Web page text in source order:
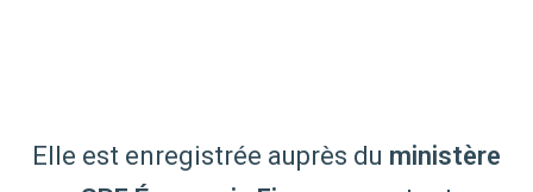
Elle est enregistrée auprès du ministère